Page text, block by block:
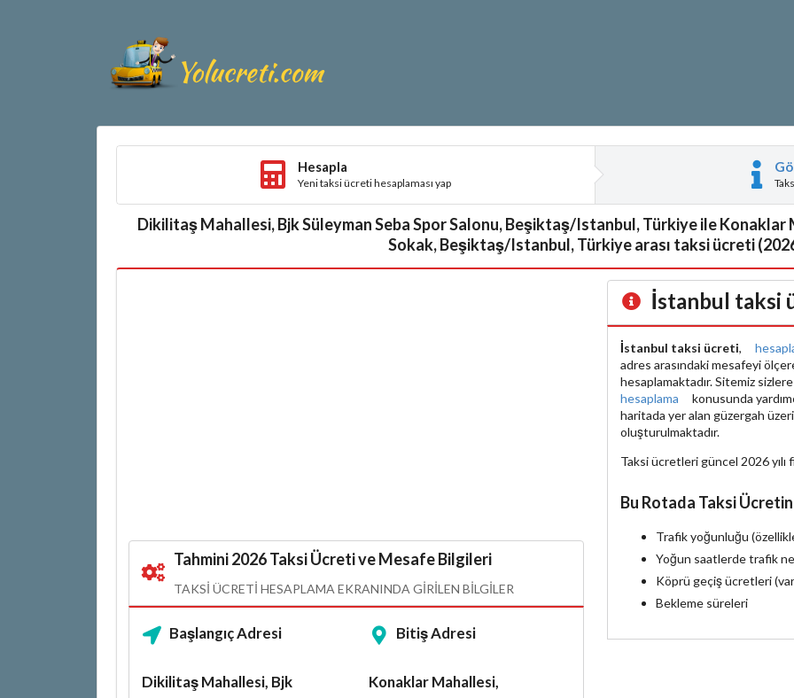
Hesapla
Yeni taksi ücreti hesaplaması yap
Dikilitaş Mahallesi, Bjk Süleyman Seba Spor Salonu, Beşiktaş/Istanbul, Türkiye ile Konaklar
Sokak, Beşiktaş/Istanbul, Türkiye arası taksi ücreti
Tahmini 2026 Taksi Ücreti ve Mesafe Bilgileri
TAKSI ÜCRETI HESAPLAMA EKRANINDA GIRILEN BILGILER
Başlangıç Adresi
Dikilitaş Mahallesi, Bjk
Bitiş Adresi
Konaklar Mahallesi,
İstanbul taksi
İstanbul taksi ücreti,
adres arasındaki mesafeyi
hesaplamaktadır. Sitemiz
hesaplama
konusunda
haritada yer alan güzergah
oluşturulmaktadır.
Taksi ücretleri güncel 2026 yılı
Bu Rotada Taksi
Trafik yoğunluğu
Yoğun saatlerde trafik
Köprü geçiş ücretleri
Bekleme süreleri